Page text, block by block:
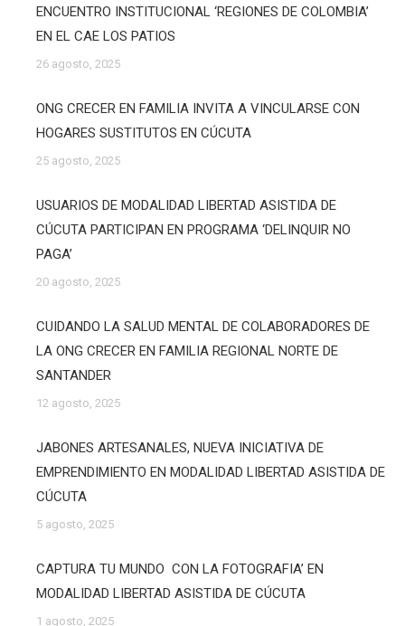
ENCUENTRO INSTITUCIONAL ‘REGIONES DE COLOMBIA’
EN EL CAE LOS PATIOS
26 agosto, 2025
ONG CRECER EN FAMILIA INVITA A VINCULARSE CON
HOGARES SUSTITUTOS EN CÚCUTA
25 agosto, 2025
USUARIOS DE MODALIDAD LIBERTAD ASISTIDA DE
CÚCUTA PARTICIPAN EN PROGRAMA ‘DELINQUIR NO
PAGA’
20 agosto, 2025
CUIDANDO LA SALUD MENTAL DE COLABORADORES DE
LA ONG CRECER EN FAMILIA REGIONAL NORTE DE
SANTANDER
12 agosto, 2025
JABONES ARTESANALES, NUEVA INICIATIVA DE
EMPRENDIMIENTO EN MODALIDAD LIBERTAD ASISTIDA DE
CÚCUTA
5 agosto, 2025
CAPTURA TU MUNDO CON LA FOTOGRAFIA’ EN
MODALIDAD LIBERTAD ASISTIDA DE CÚCUTA
1 agosto, 2025